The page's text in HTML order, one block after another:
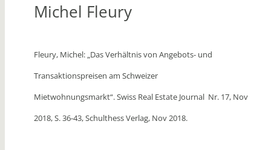
Michel Fleury
Fleury, Michel: „Das Verhältnis von Angebots- und
Transaktionspreisen am Schweizer
Mietwohnungsmarkt“. Swiss Real Estate Journal Nr. 17, Nov
2018, S. 36-43, Schulthess Verlag, Nov 2018.